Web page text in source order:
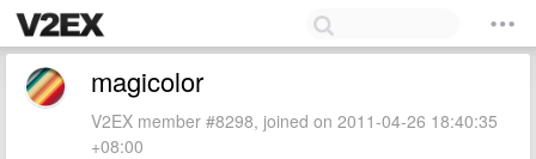
magicolor
V2EX member #8298, joined on 2011-04-26 18:40:35
+08:00